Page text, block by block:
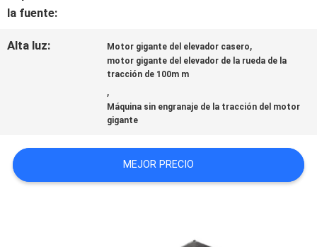
CASOS
la fuente:
Alta luz: Motor gigante del elevador casero,
motor gigante del elevador de la rueda de la
tracción de 100m m
,
Máquina sin engranaje de la tracción del motor
gigante
MEJOR PRECIO